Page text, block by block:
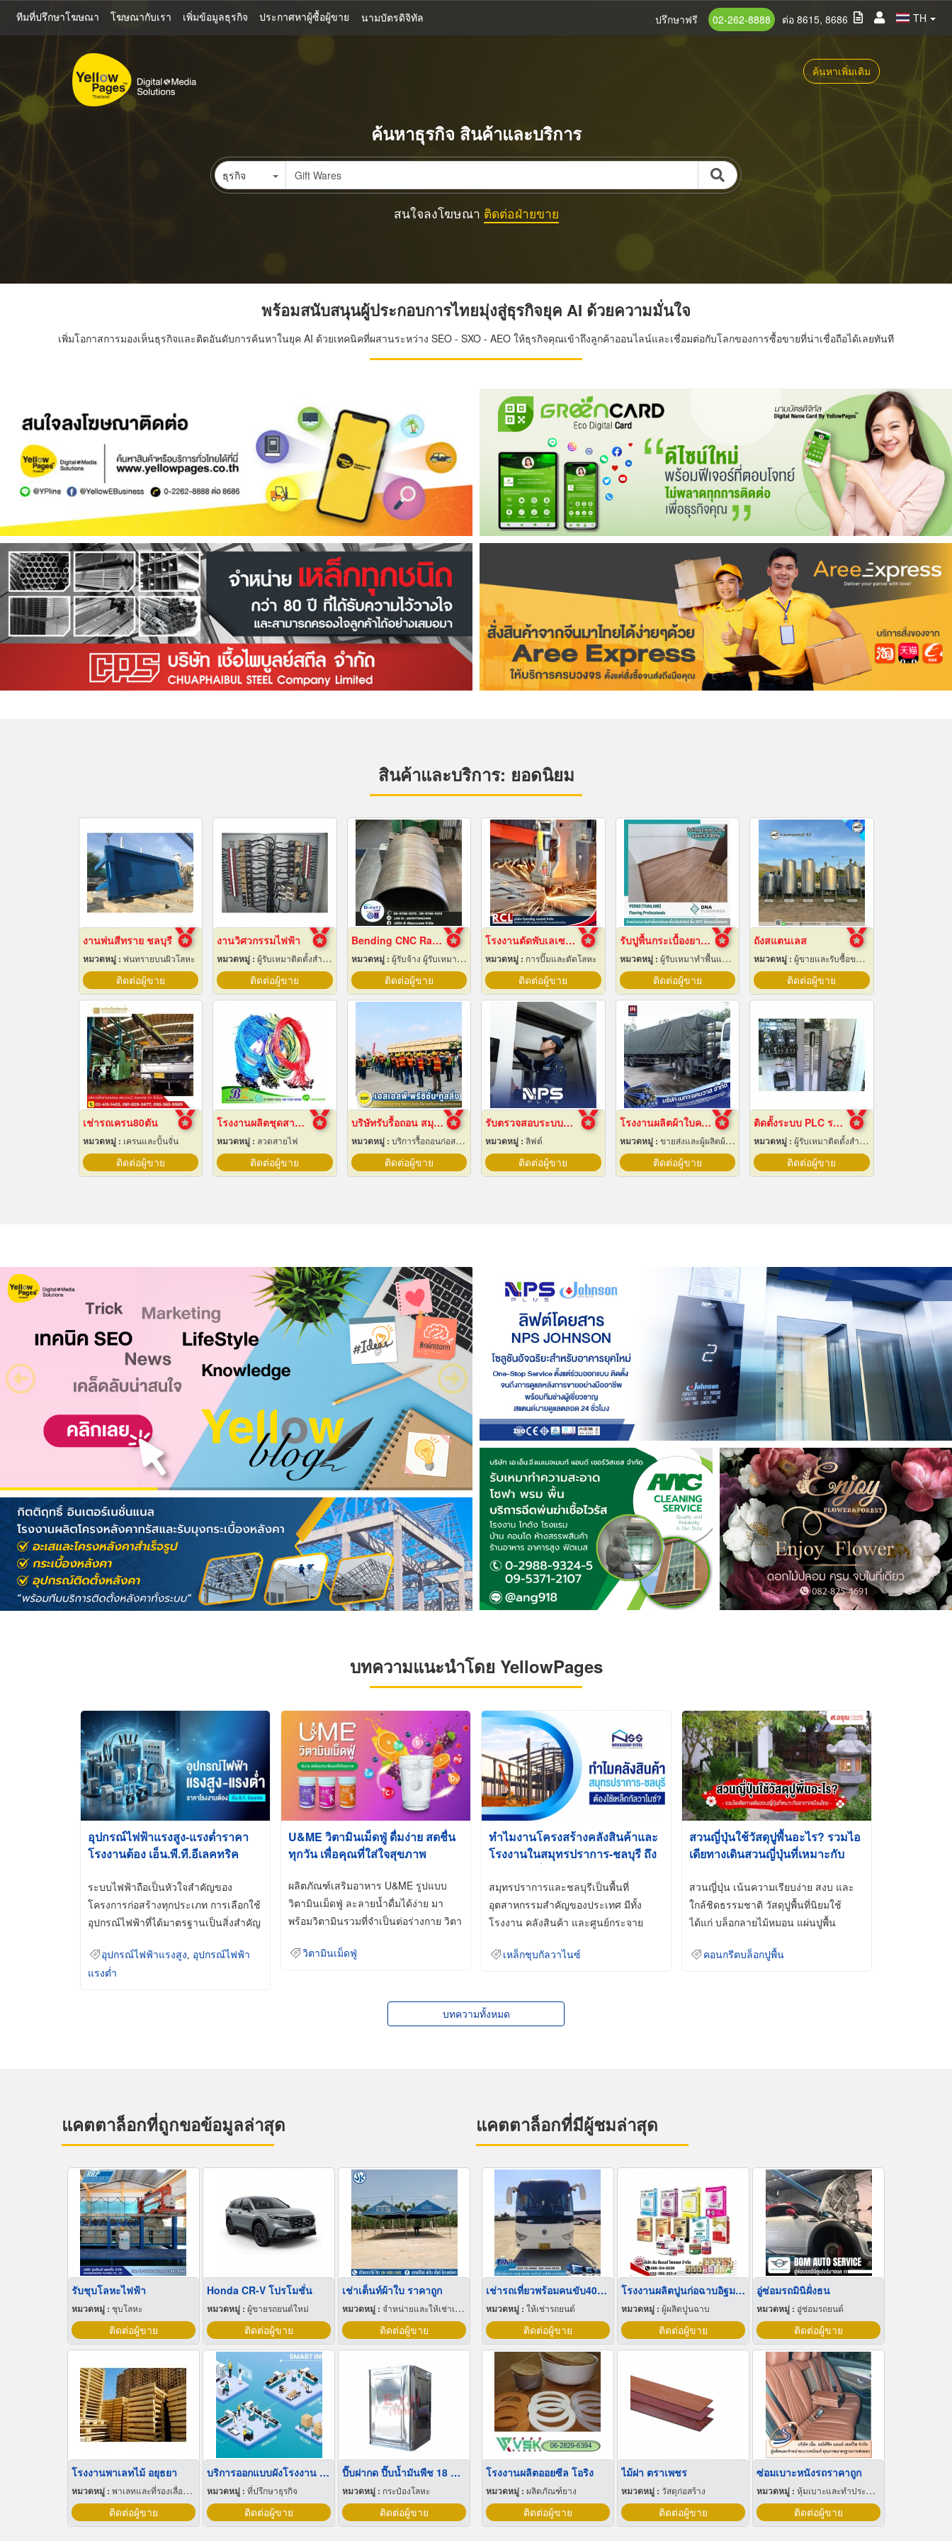
หลัก
ทีมที่ปรึกษาโฆษณา โฆษณากับเรา เพิ่มข้อมูลธุรกิจ ประกาศหาผู้ซื้อผู้ขาย นามบัตรดิจิทัล TH
ปรึกษาฟรี 02-262-8888 ต่อ 8615, 8686
ค้นหาเพิ่มเติม
ค้นหาธุรกิจ สินค้าและบริการ
ธุรกิจ
สนใจลงโฆษณา ติดต่อฝ่ายขาย
พร้อมสนับสนุนผู้ประกอบการไทยมุ่งสู่ธุรกิจยุค AI ด้วยความมั่นใจ
เพิ่มโอกาสการมองเห็นธุรกิจและติดอันดับการค้นหาในยุค AI ด้วยเทคนิคที่ผสานระหว่าง SEO - SXO - AEO ให้ธุรกิจคุณเข้าถึงลูกค้าออนไลน์และเชื่อมต่อกับโลกของการซื้อขายที่น่าเชื่อถือได้เลยทันที
สินค้าและบริการ: ยอดนิยม
งานพ่นสีทราย ชลบุรี
หมวดหมู่ : พ่นทรายบนผิวโลหะ
ติดต่อผู้ขาย
งานวิศวกรรมไฟฟ้า
หมวดหมู่ : ผู้รับเหมาติดตั้งสำหรับบ้านและโรงงานไฟฟ้า
ติดต่อผู้ขาย
Bending CNC Rayong
หมวดหมู่ : ผู้รับจ้าง ผู้รับเหมากลึง
ติดต่อผู้ขาย
โรงงานตัดพับเลเซอร์ อยุธยา
หมวดหมู่ : การปั๊มและตัดโลหะ
ติดต่อผู้ขาย
รับปูพื้นกระเบื้องยางลายไม้
หมวดหมู่ : ผู้รับเหมาทำพื้นและทางเดิน
ติดต่อผู้ขาย
ถังสแตนเลส
หมวดหมู่ : ผู้ขายและรับซื้อของเก่าและเศษเหล็ก
ติดต่อผู้ขาย
เช่ารถเครน80ตัน
หมวดหมู่ : เครนและปั้นจั่น
ติดต่อผู้ขาย
โรงงานผลิตชุดสายไฟ
หมวดหมู่ : ลวดสายไฟ
ติดต่อผู้ขาย
บริษัทรับรื้อถอน สมุทรปราการ
หมวดหมู่ : บริการรื้อถอนก่อสร้าง
ติดต่อผู้ขาย
รับตรวจสอบระบบลิฟต์ ซ่อมบำรุงรักษา Maintenance
หมวดหมู่ : ลิฟต์
ติดต่อผู้ขาย
โรงงานผลิตผ้าใบคลุมรถบรรทุก
หมวดหมู่ : ขายส่งและผู้ผลิตผ้าใบ
ติดต่อผู้ขาย
ติดตั้งระบบ PLC ระยอง
หมวดหมู่ : ผู้รับเหมาติดตั้งสำหรับบ้านและโรงงานไฟฟ้า
ติดต่อผู้ขาย
บทความแนะนำโดย YellowPages
อุปกรณ์ไฟฟ้าแรงสูง-แรงต่ำราคา
โรงงานต้อง เอ็น.พี.ที.อีเลคทริค
ระบบไฟฟ้าถือเป็นหัวใจสำคัญของ
โครงการก่อสร้างทุกประเภท การเลือกใช้
อุปกรณ์ไฟฟ้าที่ได้มาตรฐานเป็นสิ่งสำคัญ
อุปกรณ์ไฟฟ้าแรงสูง
อุปกรณ์ไฟฟ้า
แรงต่ำ
U&ME วิตามินเม็ดฟู่ ดื่มง่าย สดชื่น
ทุกวัน เพื่อคุณที่ใส่ใจสุขภาพ
ผลิตภัณฑ์เสริมอาหาร U&ME รูปแบบ
วิตามินเม็ดฟู่ ละลายน้ำดื่มได้ง่าย มา
พร้อมวิตามินรวมที่จำเป็นต่อร่างกาย วิตา
วิตามินเม็ดฟู่
ทำไมงานโครงสร้างคลังสินค้าและ
โรงงานในสมุทรปราการ-ชลบุรี ถึง
Galvanized)
สมุทรปราการและชลบุรีเป็นพื้นที่
อุตสาหกรรมสำคัญของประเทศ มีทั้ง
โรงงาน คลังสินค้า และศูนย์กระจาย
เหล็กชุบกัลวาไนซ์
สวนญี่ปุ่นใช้วัสดุปูพื้นอะไร? รวมไอ
เดียทางเดินสวนญี่ปุ่นที่เหมาะกับ
สวนญี่ปุ่น เน้นความเรียบง่าย สงบ และ
ใกล้ชิดธรรมชาติ วัสดุปูพื้นที่นิยมใช้
ได้แก่ บล็อกลายไม้หมอน แผ่นปูพื้น
คอนกรีตบล็อกปูพื้น
บทความทั้งหมด
แคตตาล็อกที่ถูกขอข้อมูลล่าสุด
รับชุบโลหะไฟฟ้า
หมวดหมู่ : ชุบโลหะ
ติดต่อผู้ขาย
Honda CR-V โปรโมชั่น
หมวดหมู่ : ผู้ขายรถยนต์ใหม่
ติดต่อผู้ขาย
เช่าเต็นท์ผ้าใบ ราคาถูก
หมวดหมู่ :จำหน่ายและให้เช่าเต็นท์
ติดต่อผู้ขาย
โรงงานพาเลทไม้ อยุธยา
หมวดหมู่ : พาเลทและที่รองเลื่อนกะบะ
ติดต่อผู้ขาย
บริการออกแบบผังโรงงาน Lay out
หมวดหมู่ : ที่ปรึกษาธุรกิจ
ติดต่อผู้ขาย
ปี๊บฝากด ปี๊บน้ำมันพืช 18 ลิตร
หมวดหมู่ : กระป๋องโลหะ
ติดต่อผู้ขาย
แคตตาล็อกที่มีผู้ชมล่าสุด
เช่ารถเที่ยวพร้อมคนขับ40ที่นั่ง 45ที่นั่ง บางบอน
หมวดหมู่ : ให้เช่ารถยนต์
ติดต่อผู้ขาย
โรงงานผลิตปูนก่อฉาบอิฐมวลเบา
หมวดหมู่ : ผู้ผลิตปูนฉาบ
ติดต่อผู้ขาย
อู่ซ่อมรถมินิฝั่งธน
หมวดหมู่ : อู่ซ่อมรถยนต์
ติดต่อผู้ขาย
โรงงานผลิตออยซีล โอริง
หมวดหมู่ : ผลิตภัณฑ์ยาง
ติดต่อผู้ขาย
ไม้ฝา ตราเพชร
หมวดหมู่ : วัสดุก่อสร้าง
ติดต่อผู้ขาย
ซ่อมเบาะหนังรถราคาถูก
หมวดหมู่ :หุ้มเบาะและทำประทุนรถยนต์
ติดต่อผู้ขาย